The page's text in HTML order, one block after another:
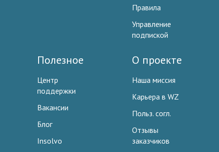
Правила
Управление
подпиской
Полезное
Центр
поддержки
Вакансии
Блог
Insolvo
О проекте
Наша миссия
Карьера в WZ
Польз. согл.
Отзывы
заказчиков